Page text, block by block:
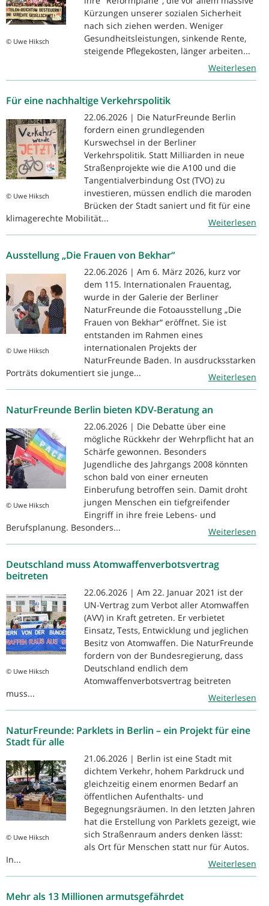
© Uwe Hiksch
Kürzungen unserer sozialen Sicherheit
nach sich ziehen werden. Weniger
Gesundheitsleistungen, sinkende Rente,
steigende Pflegekosten, länger arbeiten...
Weiterlesen
Für eine nachhaltige Verkehrspolitik
© Uwe Hiksch
22.06.2026 | Die NaturFreunde Berlin
fordern einen grundlegenden
Kurswechsel in der Berliner
Verkehrspolitik. Statt Milliarden in neue
Straßenprojekte wie die A100 und die
Tangentialverbindung Ost (TVO) zu
investieren, müssen endlich die maroden
Brücken der Stadt saniert und fit für eine
klimagerechte Mobilität...
Weiterlesen
Ausstellung „Die Frauen von Bekhar“
© Uwe Hiksch
22.06.2026 | Am 6. März 2026, kurz vor
dem 115. Internationalen Frauentag,
wurde in der Galerie der Berliner
NaturFreunde die Fotoausstellung „Die
Frauen von Bekhar“ eröffnet. Sie ist
entstanden im Rahmen eines
internationalen Projekts der
NaturFreunde Baden. In ausdrucksstarken
Porträts dokumentiert sie junge...
Weiterlesen
NaturFreunde Berlin bieten KDV-Beratung an
© Uwe Hiksch
22.06.2026 | Die Debatte über eine
mögliche Rückkehr der Wehrpflicht hat an
Schärfe gewonnen. Besonders
Jugendliche des Jahrgangs 2008 könnten
schon bald von einer erneuten
Einberufung betroffen sein. Damit droht
jungen Menschen ein tiefgreifender
Eingriff in ihre freie Lebens- und
Berufsplanung. Besonders...
Weiterlesen
Deutschland muss Atomwaffenverbotsvertrag
beitreten
© Uwe Hiksch
22.06.2026 | Am 22. Januar 2021 ist der
UN-Vertrag zum Verbot aller Atomwaffen
(AVV) in Kraft getreten. Er verbietet
Einsatz, Tests, Entwicklung und jeglichen
Besitz von Atomwaffen. Die NaturFreunde
fordern von der Bundesregierung, dass
Deutschland endlich dem
Atomwaffenverbotsvertrag beitreten
muss...
Weiterlesen
NaturFreunde: Parklets in Berlin – ein Projekt für eine
Stadt für alle
© Uwe Hiksch
21.06.2026 | Berlin ist eine Stadt mit
dichtem Verkehr, hohem Parkdruck und
gleichzeitig einem enormen Bedarf an
öffentlichen Aufenthalts- und
Begegnungsräumen. In den letzten Jahren
hat die Erstellung von Parklets gezeigt, wie
sich Straßenraum anders denken lässt:
als Ort für Menschen statt nur für Autos.
In...
Weiterlesen
Mehr als 13 Millionen armutsgefährdet